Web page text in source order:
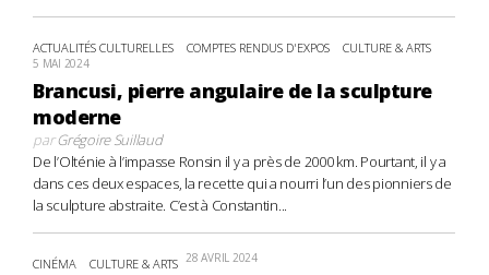
ACTUALITÉS CULTURELLES COMPTES RENDUS D'EXPOS CULTURE & ARTS
5 MAI 2024
Brancusi, pierre angulaire de la sculpture
moderne
parGrégoire Suillaud
De l’Olténie à l’impasse Ronsin il y a près de 2000 km. Pourtant, il y a
dans ces deux espaces, la recette qui a nourri l’un des pionniers de
la sculpture abstraite. C’est à Constantin...
CINÉMA CULTURE & ARTS 28 AVRIL 2024